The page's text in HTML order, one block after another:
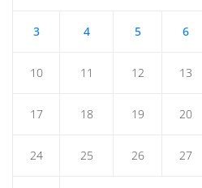
3 4 5 6
10 11 12 13
17 18 19 20
24 25 26 27